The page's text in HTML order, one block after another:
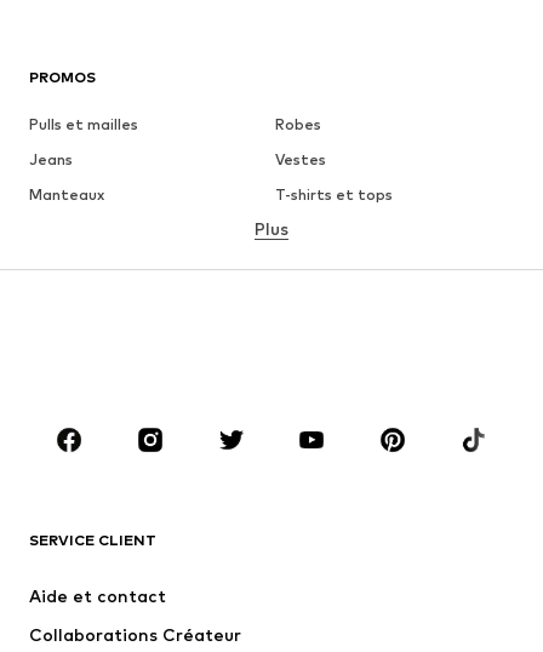
PROMOS
Pulls et mailles
Robes
Jeans
Vestes
Manteaux
T-shirts et tops
Lingerie
Jupes
Blouses et tuniques
Accessoires
Premium
Nouveautés
Plus
SERVICE CLIENT
Aide et contact
Collaborations Créateur